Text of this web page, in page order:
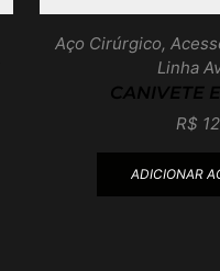
Aço Cirúrgico,
Linha
CANIVETE
R$
ADICIONAR